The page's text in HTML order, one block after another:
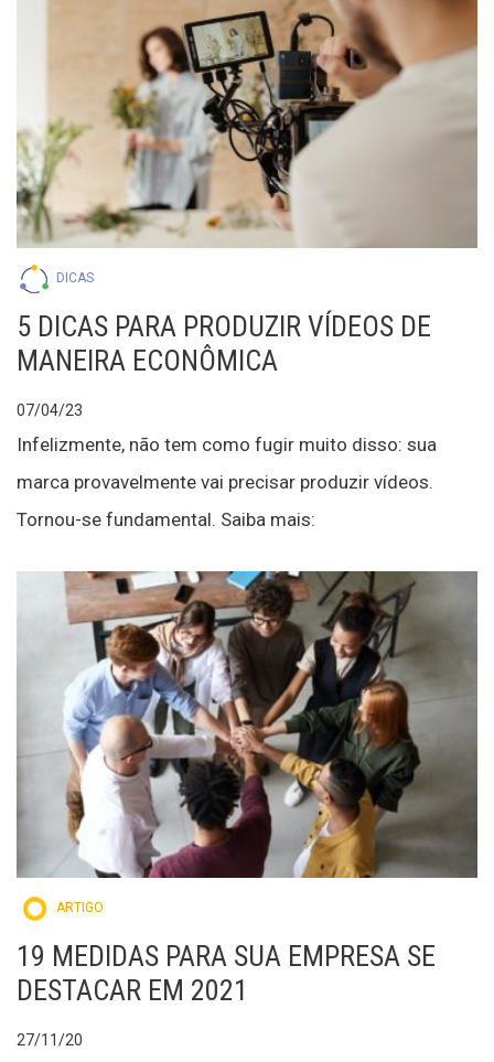
DICAS
5 DICAS PARA PRODUZIR VÍDEOS DE
MANEIRA ECONÔMICA
07/04/23
Infelizmente, não tem como fugir muito disso: sua
marca provavelmente vai precisar produzir vídeos.
Tornou-se fundamental. Saiba mais:
ARTIGO
19 MEDIDAS PARA SUA EMPRESA SE
DESTACAR EM 2021
27/11/20